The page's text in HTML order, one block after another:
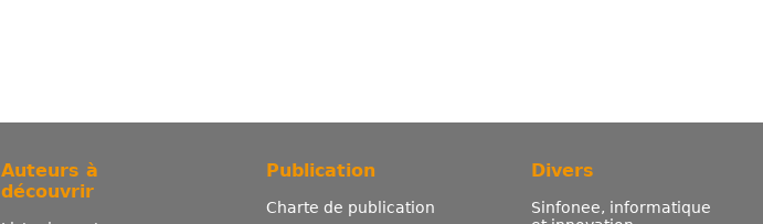
Auteurs à
découvrir
Publication
Charte de publication
Divers
Sinfonee, informatique